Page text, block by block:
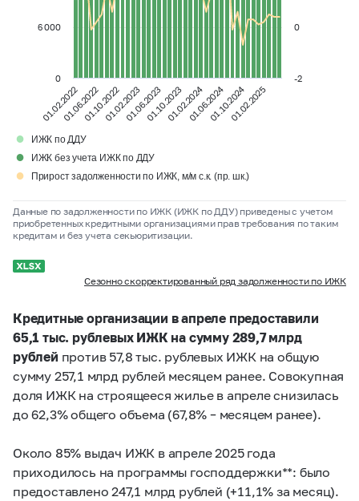
01.02.2022
01.06.202201.10.202201.02.202301.06.202301.10.202301.02.202401.06.202401.10.202401.02.2025
0
6 000
-2
0
● ИЖК по ДДУ
● ИЖК без учета ИЖК по ДДУ
● Прирост задолженности по ИЖК, м/м с.к. (пр. шк.)
Данные по задолженности по ИЖК (ИЖК по ДДУ) приведены с учетом
приобретенных кредитными организациями прав требования по таким
кредитам и без учета секьюритизации.
Сезонно скорректированный ряд задолженности по ИЖК
Кредитные организации в апреле предоставили
65,1 тыс. рублевых ИЖК на сумму 289,7 млрд
рублей против 57,8 тыс. рублевых ИЖК на общую
сумму 257,1 млрд рублей месяцем ранее. Совокупная
доля ИЖК на строящееся жилье в апреле снизилась
до 62,3% общего объема (67,8% – месяцем ранее).
Около 85% выдач ИЖК в апреле 2025 года
приходилось на программы господдержки**: было
предоставлено 247,1 млрд рублей (+11,1% за месяц).